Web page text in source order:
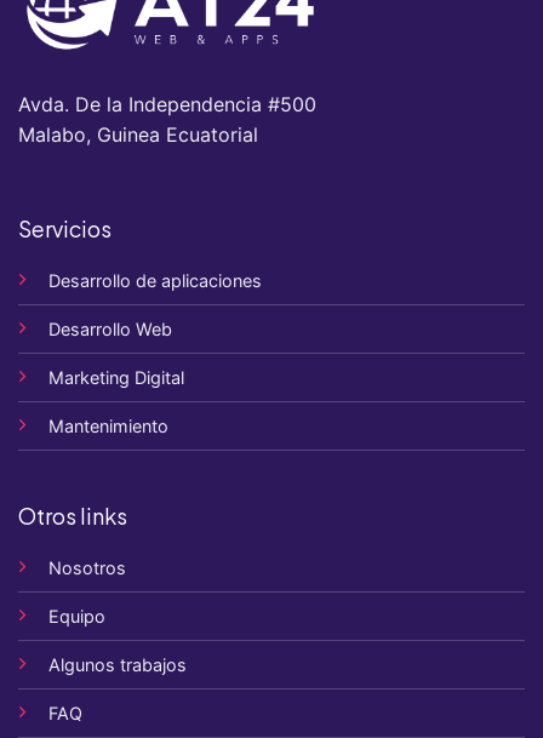
Avda. De la Independencia #500
Malabo, Guinea Ecuatorial
Servicios
Desarrollo de aplicaciones
Desarrollo Web
Marketing Digital
Mantenimiento
Otros links
Nosotros
Equipo
Algunos trabajos
FAQ